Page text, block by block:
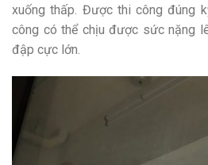
xuống thấp. Được thi công đúng
công có thể chịu được sức nặng
đập cực lớn.